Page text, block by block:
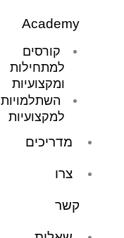
Academy
קורסים
למתחילות
ומקצועיות
השתלמויות
למקצועיות
מדריכים
צרו
קשר